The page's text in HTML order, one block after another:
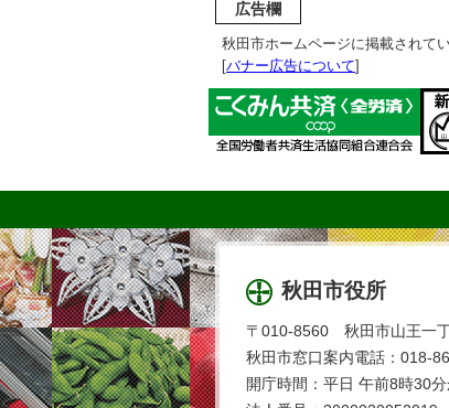
広告欄
秋田市ホームページに掲載されて
[バナー広告について]
秋田市役所
〒010-8560 秋田市山王一
秋田市窓口案内電話：018-
開庁時間：平日 午前8時30